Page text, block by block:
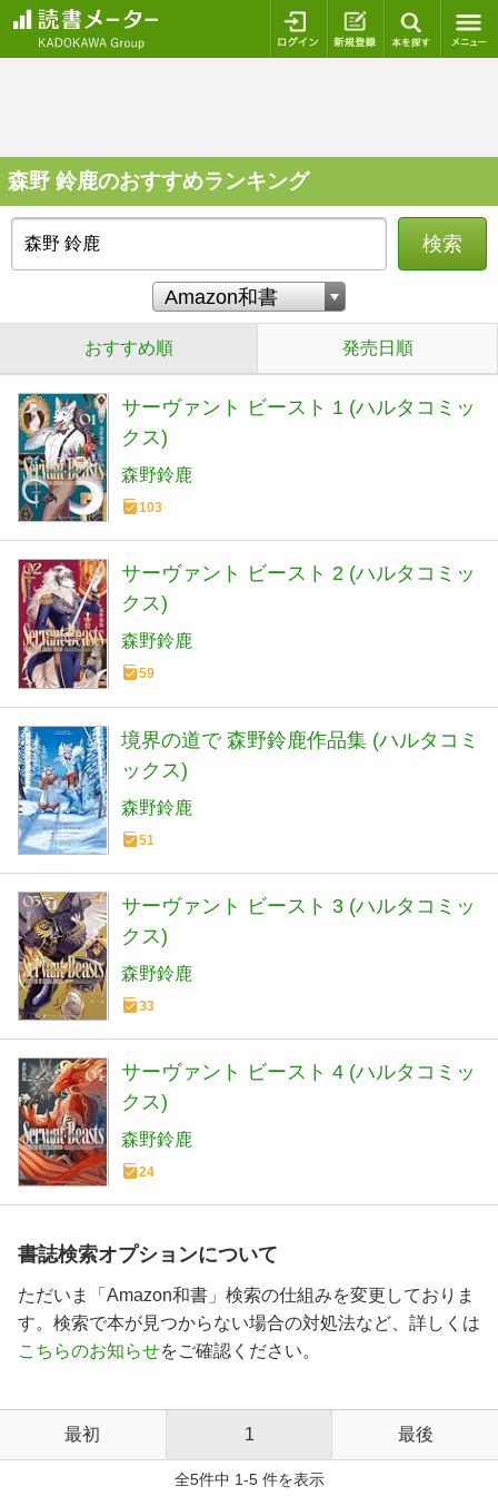
ログイン 新規登録
森野 鈴鹿のおすすめランキング
検索
おすすめ順 発売日順
サーヴァント ビースト 1 (ハルタコミッ
クス)
森野鈴鹿
103
サーヴァント ビースト 2 (ハルタコミッ
クス)
森野鈴鹿
59
境界の道で 森野鈴鹿作品集 (ハルタコミ
ックス)
森野鈴鹿
51
サーヴァント ビースト 3 (ハルタコミッ
クス)
森野鈴鹿
33
サーヴァント ビースト 4 (ハルタコミッ
クス)
森野鈴鹿
24
書誌検索オプションについて
ただいま「Amazon和書」検索の仕組みを変更しておりま
す。検索で本が見つからない場合の対処法など、詳しくは
こちらのお知らせをご確認ください。
最初 1 最後
全5件中 1-5 件を表示